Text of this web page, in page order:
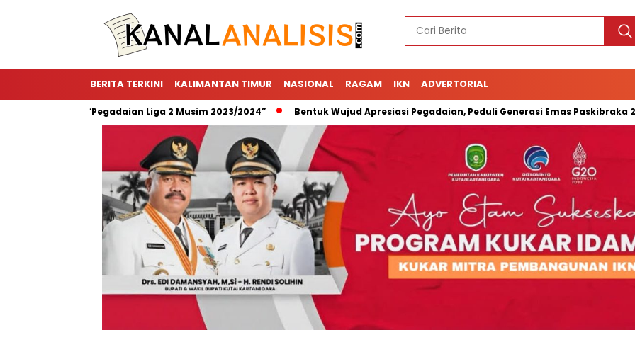
BERITA TERKINI KALIMANTAN TIMUR NASIONAL RAGAM IKN ADVERTORIAL
Utama “Pegadaian Liga 2 Musim 2023/2024” Bentuk Wujud Apresiasi Pegadaian, Peduli Generasi Emas Paskibraka 2023